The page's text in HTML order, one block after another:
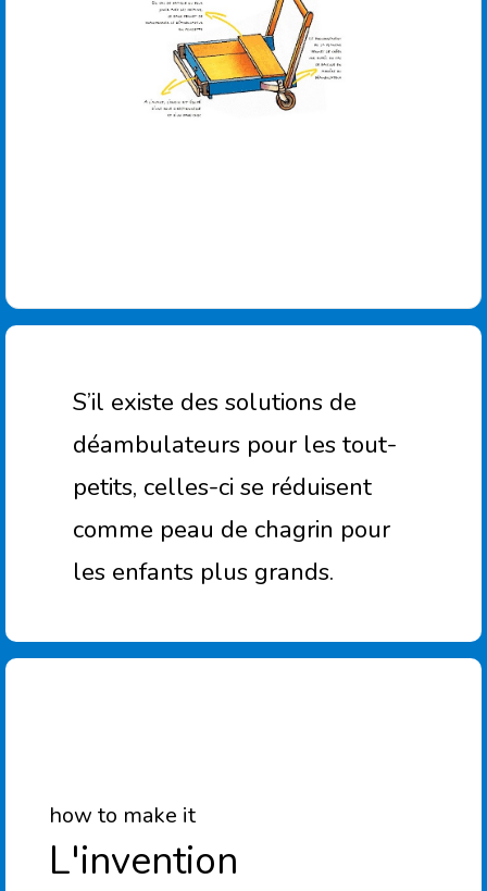
S’il existe des solutions de
déambulateurs pour les tout-
petits, celles-ci se réduisent
comme peau de chagrin pour
les enfants plus grands.
how to make it
L'invention